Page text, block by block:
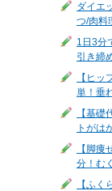
ダイエ
つ/肉料
1日3分
引き締
【ヒ
単！垂
【基
トがは
【脚
分！む
【ふ